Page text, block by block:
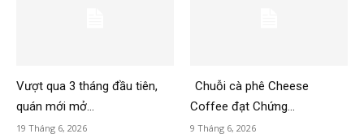
Vượt qua 3 tháng đầu tiên,
quán mới mở...
19 Tháng 6, 2026
Chuỗi cà phê Cheese
Coffee đạt Chứng...
9 Tháng 6, 2026